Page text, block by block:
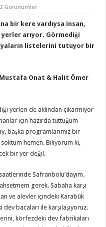
Görünümler
bir kere vardıysa insan,
arıyor. Görmediği
listelerini tutuyor bir
Onat & Halit Ömer
yerleri de aklından çıkarmıyor
için hazırda tuttuğum
başka programlarımız bir
hemen. Biliyorum ki,
bir yer değil.
Safranbolu’dayım.
gerek. Sabaha karşı
ve alevler içindeki Karabük
dev bacaları ile karşılaşıyoruz.
körfezdeki dev fabrikaları